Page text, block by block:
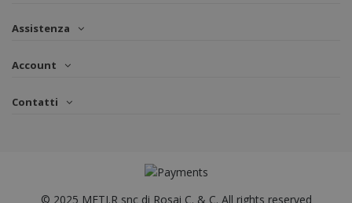
Assistenza
Account
Contatti
© 2025 METI.R snc di Rosai C. & C. All rights reserved